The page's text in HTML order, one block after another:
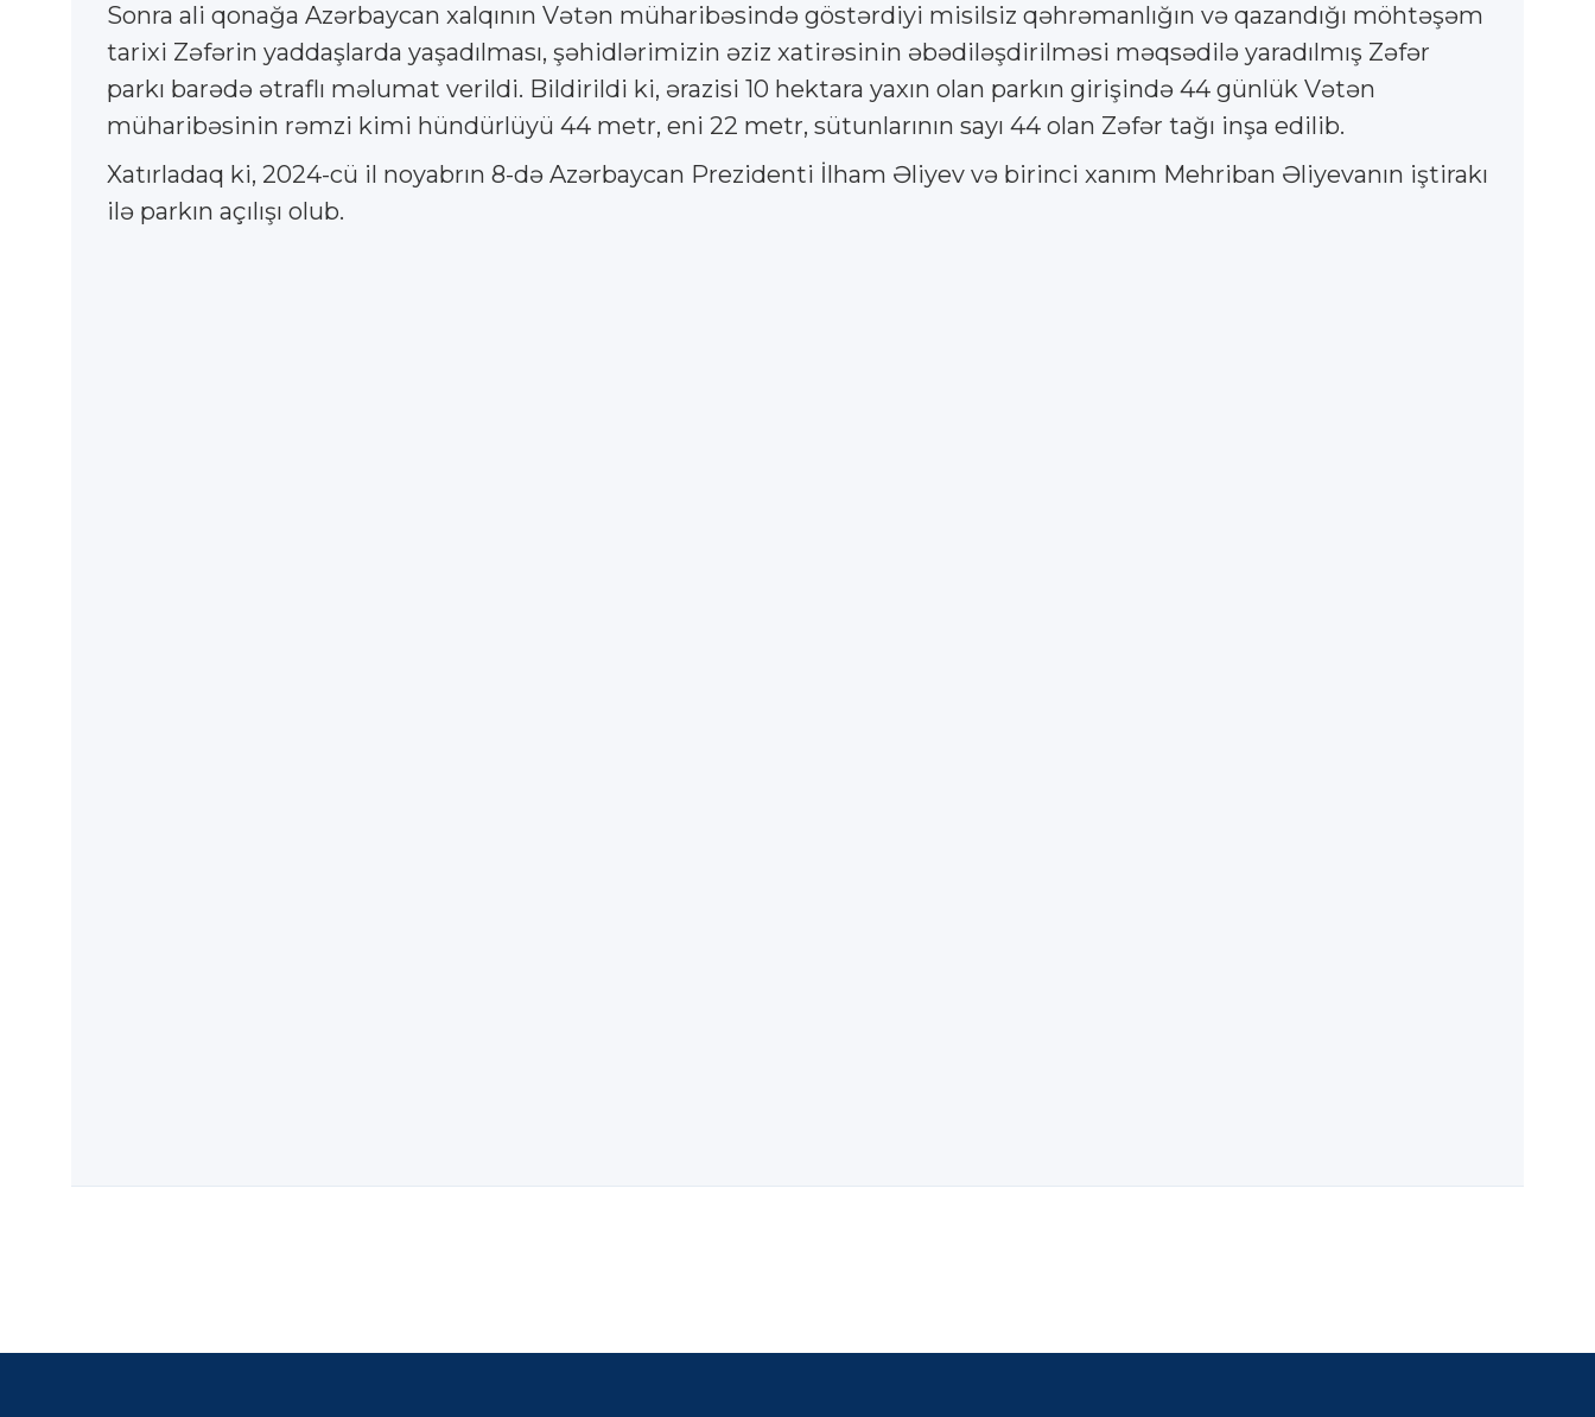
Sonra ali qonağa Azərbaycan xalqının Vətən müharibəsində göstərdiyi misilsiz qəhrəmanlığın və qazandığı möhtəşəm
tarixi Zəfərin yaddaşlarda yaşadılması, şəhidlərimizin əziz xatirəsinin əbədiləşdirilməsi məqsədilə yaradılmış Zəfər
parkı barədə ətraflı məlumat verildi. Bildirildi ki, ərazisi 10 hektara yaxın olan parkın girişində 44 günlük Vətən
müharibəsinin rəmzi kimi hündürlüyü 44 metr, eni 22 metr, sütunlarının sayı 44 olan Zəfər tağı inşa edilib.
Xatırladaq ki, 2024-cü il noyabrın 8-də Azərbaycan Prezidenti İlham Əliyev və birinci xanım Mehriban Əliyevanın iştirakı
ilə parkın açılışı olub.